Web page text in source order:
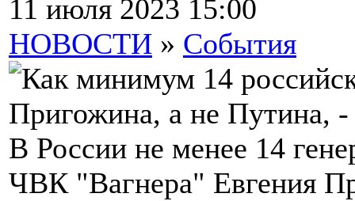
11 июля 2023 15:00
НОВОСТИ » События
В России не менее 14
ЧВК "Вагнера" Евгения